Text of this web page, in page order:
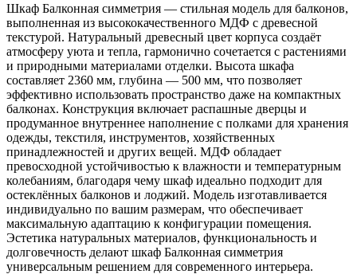
Шкаф Балконная симметрия — стильная модель для балконов,
выполненная из высококачественного МДФ с древесной
текстурой. Натуральный древесный цвет корпуса создаёт
атмосферу уюта и тепла, гармонично сочетается с растениями
и природными материалами отделки. Высота шкафа
составляет 2360 мм, глубина — 500 мм, что позволяет
эффективно использовать пространство даже на компактных
балконах. Конструкция включает распашные дверцы и
продуманное внутреннее наполнение с полками для хранения
одежды, текстиля, инструментов, хозяйственных
принадлежностей и других вещей. МДФ обладает
превосходной устойчивостью к влажности и температурным
колебаниям, благодаря чему шкаф идеально подходит для
остеклённых балконов и лоджий. Модель изготавливается
индивидуально по вашим размерам, что обеспечивает
максимальную адаптацию к конфигурации помещения.
Эстетика натуральных материалов, функциональность и
долговечность делают шкаф Балконная симметрия
универсальным решением для современного интерьера.